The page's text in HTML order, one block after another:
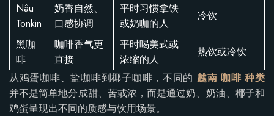
Nâu
Tonkin
奶香自然、
口感协调
平时习惯拿铁
或奶咖的人
冷饮
黑咖
啡
咖啡香气更
直接
平时喝美式或
浓缩的人
热饮或冷饮
从鸡蛋咖啡、盐咖啡到椰子咖啡，不同的 越南 咖啡 种类
并不是简单地分成甜、苦或浓，而是通过奶、奶油、椰子和
鸡蛋呈现出不同的质感与饮用场景。